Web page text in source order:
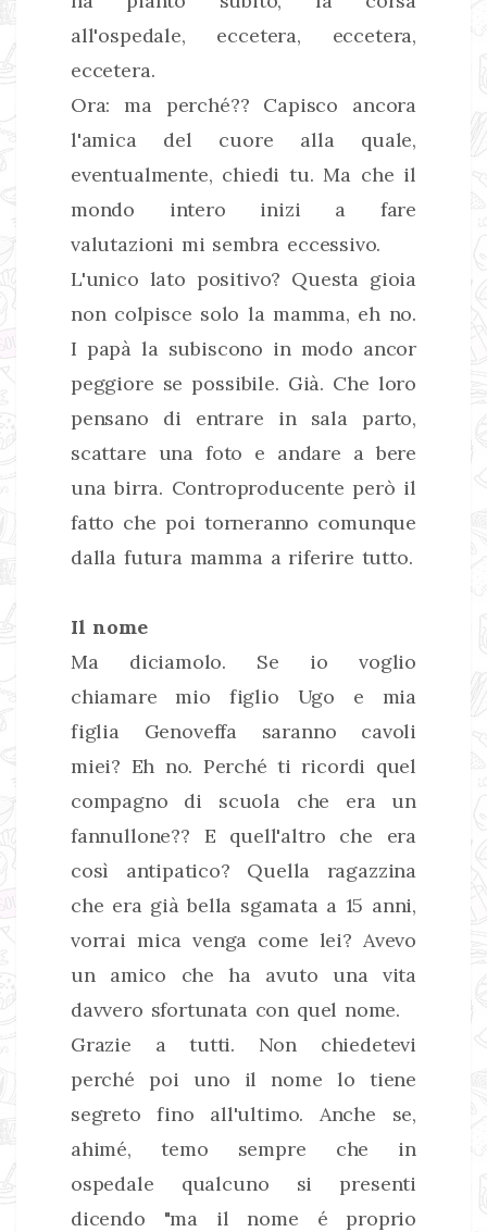
all'ospedale, eccetera, eccetera,
eccetera.
Ora: ma perché?? Capisco ancora
l'amica del cuore alla quale,
eventualmente, chiedi tu. Ma che il
mondo intero inizi a fare
valutazioni mi sembra eccessivo.
L'unico lato positivo? Questa gioia
non colpisce solo la mamma, eh no.
I papà la subiscono in modo ancor
peggiore se possibile. Già. Che loro
pensano di entrare in sala parto,
scattare una foto e andare a bere
una birra. Controproducente però il
fatto che poi torneranno comunque
dalla futura mamma a riferire tutto.
Il nome
Ma diciamolo. Se io voglio
chiamare mio figlio Ugo e mia
figlia Genoveffa saranno cavoli
miei? Eh no. Perché ti ricordi quel
compagno di scuola che era un
fannullone?? E quell'altro che era
così antipatico? Quella ragazzina
che era già bella sgamata a 15 anni,
vorrai mica venga come lei? Avevo
un amico che ha avuto una vita
davvero sfortunata con quel nome.
Grazie a tutti. Non chiedetevi
perché poi uno il nome lo tiene
segreto fino all'ultimo. Anche se,
ahimé, temo sempre che in
ospedale qualcuno si presenti
dicendo "ma il nome é proprio